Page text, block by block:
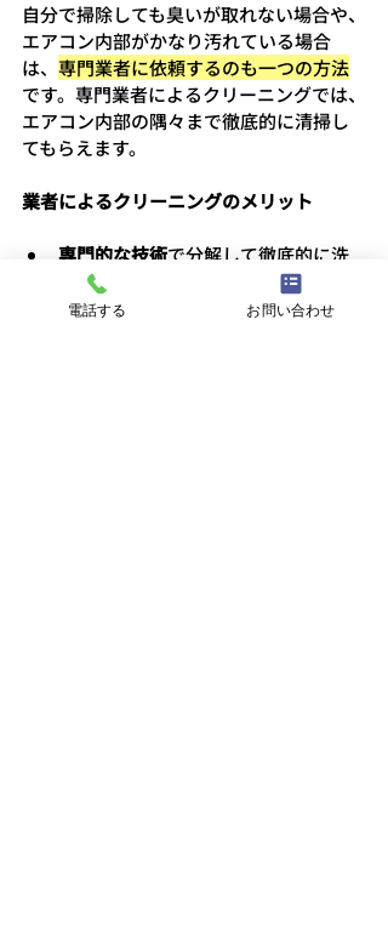
自分で掃除しても臭いが取れない場合や、
エアコン内部がかなり汚れている場合
は、 専門業者に依頼するのも一つの方法
です。専門業者によるクリーニングでは、
エアコン内部の隅々まで徹底的に清掃し
てもらえます。
業者によるクリーニングのメリット
専門的な技術で分解して徹底的に洗
高圧洗浄機
を使って、エアコン内部の
電話する お問い合わせ